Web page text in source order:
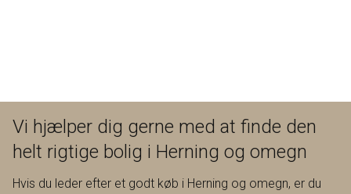
Vi hjælper dig gerne med at finde den
helt rigtige bolig i Herning og omegn
Hvis du leder efter et godt køb i Herning og omegn, er du